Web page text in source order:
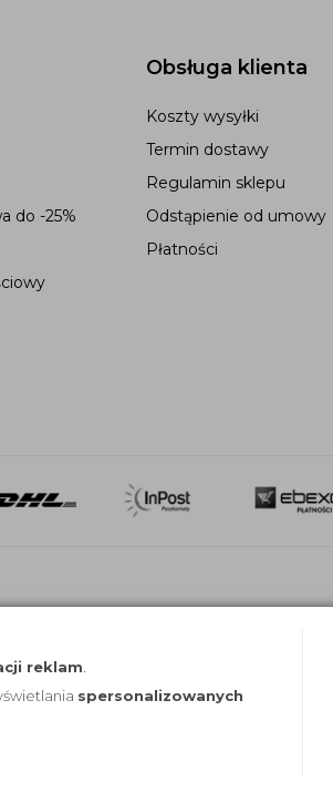
reklam
spersonalizowanych
do -25%
Obsługa klienta
Koszty wysyłki
Termin dostawy
Regulamin sklepu
Odstąpienie od umowy
Płatności